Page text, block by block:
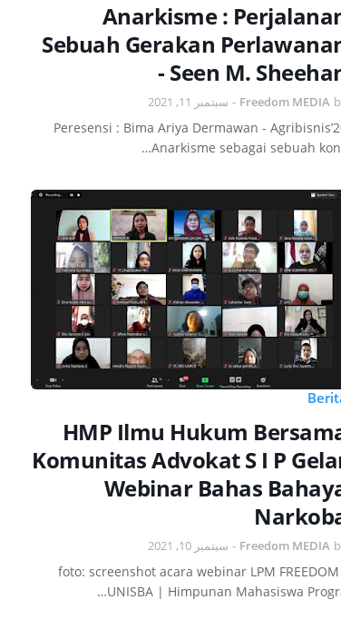
Anarkisme :
Sebuah Gerakan
- Seen M.
Freedom MEDIA
- سبتمبر 11, 2021
Peresensi : Bima Ariya Dermawan -
Anarkisme sebagai sebuah
HMP Ilmu Hukum
Komunitas Advokat S I P
Webinar Bahas
Freedom MEDIA
- سبتمبر 10, 2021
foto: screenshot acara webinar LPM
UNISBA | Himpunan Mahasiswa